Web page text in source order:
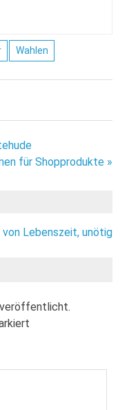
Wahlen
für Shopprodukte »
Lebenszeit, unötig
veröffentlicht.